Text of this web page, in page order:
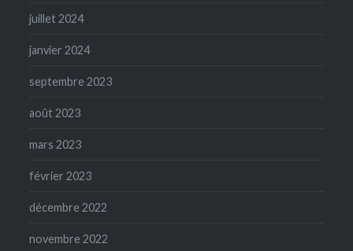
juillet 2024
janvier 2024
septembre 2023
août 2023
mars 2023
février 2023
décembre 2022
novembre 2022